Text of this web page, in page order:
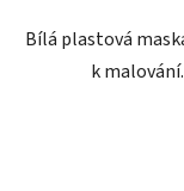
Bílá plastová
k malování.